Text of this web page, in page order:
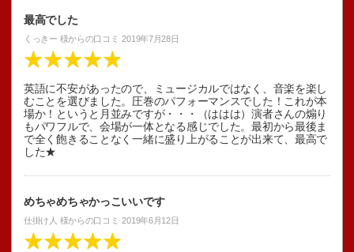
最高でした
くっきー 様からの口コミ 2019年7月28日
英語に不安があったので、ミュージカルではなく、音楽を楽し
むことを選びました。圧巻のパフォーマンスでした！これが本
場か！というと月並みですが・・・（ははは）演者さんの煽り
もパワフルで、会場が一体となる感じでした。最初から最後ま
で全く飽きることなく一緒に盛り上がることが出来て、最高で
した★
めちゃめちゃかっこいいです
仕掛け人 様からの口コミ 2019年6月12日